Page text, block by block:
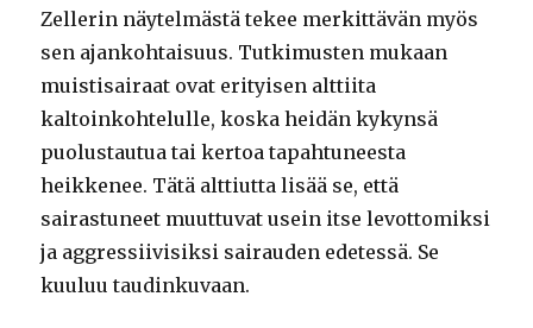
Zellerin näytelmästä tekee merkittävän myös
sen ajankohtaisuus. Tutkimusten mukaan
muistisairaat ovat erityisen alttiita
kaltoinkohtelulle, koska heidän kykynsä
puolustautua tai kertoa tapahtuneesta
heikkenee. Tätä alttiutta lisää se, että
sairastuneet muuttuvat usein itse levottomiksi
ja aggressiivisiksi sairauden edetessä. Se
kuuluu taudinkuvaan.